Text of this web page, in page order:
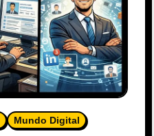
Mundo Digital